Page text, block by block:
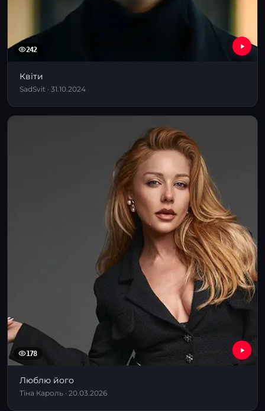
242
Квіти
SadSvit · 31.10.2024
178
Люблю його
Тіна Кароль · 20.03.2026